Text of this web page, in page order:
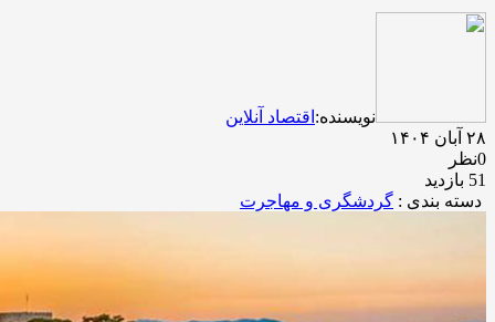
نویسنده: اقتصاد آنلاین
۲۸ آبان ۱۴۰۴
0نظر
51 بازدید
دسته بندی : گردشگری و مهاجرت